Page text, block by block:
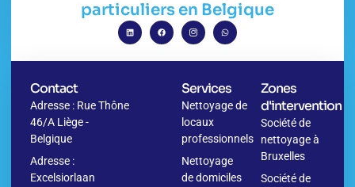
particuliers en Belgique
Contact
Adresse : Rue Thône
46/A Liège -
Belgique
Adresse :
Excelsiorlaan
Services
Nettoyage de
locaux
professionnels
Nettoyage
de domiciles
Zones
d'intervention
Société de
nettoyage à
Bruxelles
Société de